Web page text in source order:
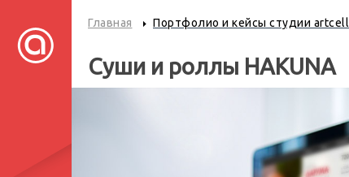
Главная Портфолио и кейсы студии artcell
Суши и роллы HAKUNA